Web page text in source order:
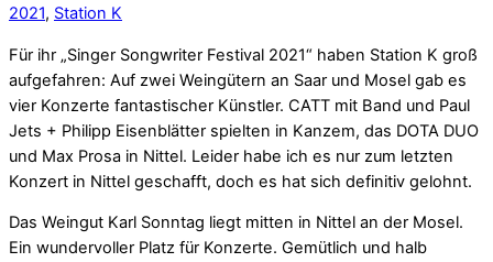
2021, Station K
Für ihr „Singer Songwriter Festival 2021“ haben Station K groß
aufgefahren: Auf zwei Weingütern an Saar und Mosel gab es
vier Konzerte fantastischer Künstler. CATT mit Band und Paul
Jets + Philipp Eisenblätter spielten in Kanzem, das DOTA DUO
und Max Prosa in Nittel. Leider habe ich es nur zum letzten
Konzert in Nittel geschafft, doch es hat sich definitiv gelohnt.
Das Weingut Karl Sonntag liegt mitten in Nittel an der Mosel.
Ein wundervoller Platz für Konzerte. Gemütlich und halb